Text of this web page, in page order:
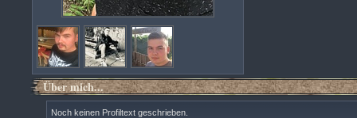
Über mich...
Noch keinen Profiltext geschrieben.